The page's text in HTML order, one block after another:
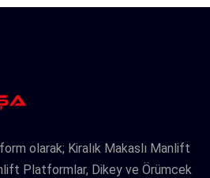
olarak; Kiralık Makaslı Manlift
Platformlar, Dikey ve Örümcek